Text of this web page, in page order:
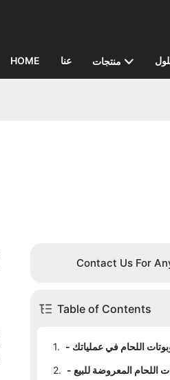
HOME عنا منتجات
Contact Us For
Table of Contents
1.
اللحام في عملياتك
2.